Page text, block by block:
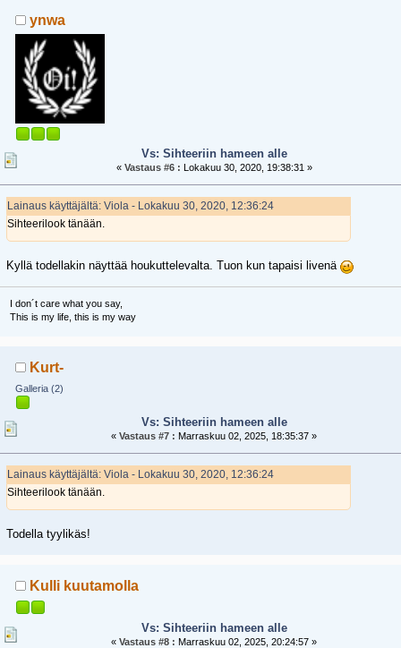
ynwa
Vs: Sihteeriin hameen alle
« Vastaus #6 : Lokakuu 30, 2020, 19:38:31 »
Lainaus käyttäjältä: Viola - Lokakuu 30, 2020, 12:36:24
Sihteerilook tänään.
Kyllä todellakin näyttää houkuttelevalta. Tuon kun tapaisi livenä
I don´t care what you say,
This is my life, this is my way
Kurt-
Galleria (2)
Vs: Sihteeriin hameen alle
«Vastaus #7 : Marraskuu 02, 2025, 18:35:37 »
Lainaus käyttäjältä: Viola - Lokakuu 30, 2020, 12:36:24
Sihteerilook tänään.
Todella tyylikäs!
Kulli kuutamolla
Vs: Sihteeriin hameen alle
«Vastaus #8 : Marraskuu 02, 2025, 20:24:57 »